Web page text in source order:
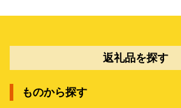
返礼品を探す
ものから探す